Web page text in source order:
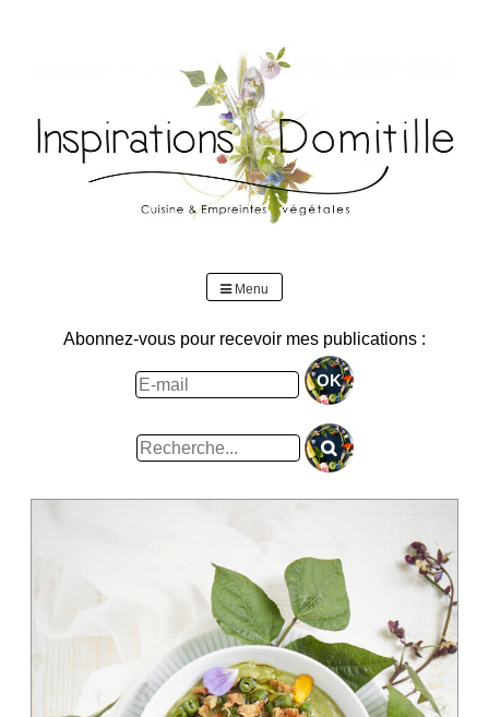
Skip
to
content
Menu
Abonnez-vous pour recevoir mes publications :
Rechercher
: